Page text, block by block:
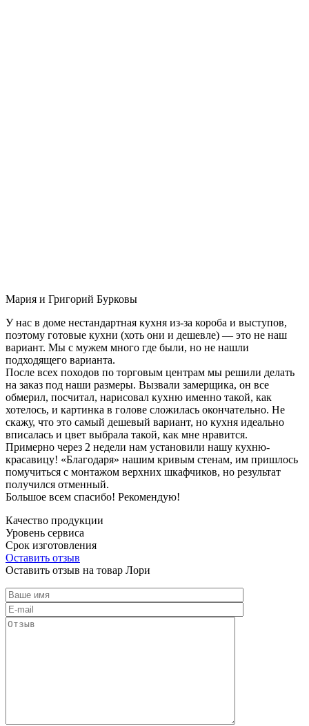
Мария и Григорий Бурковы
У нас в доме нестандартная кухня из-за короба и выступов,
поэтому готовые кухни (хоть они и дешевле) — это не наш
вариант. Мы с мужем много где были, но не нашли
подходящего варианта.
После всех походов по торговым центрам мы решили делать
на заказ под наши размеры. Вызвали замерщика, он все
обмерил, посчитал, нарисовал кухню именно такой, как
хотелось, и картинка в голове сложилась окончательно. Не
скажу, что это самый дешевый вариант, но кухня идеально
вписалась и цвет выбрала такой, как мне нравится.
Примерно через 2 недели нам установили нашу кухню-
красавицу! «Благодаря» нашим кривым стенам, им пришлось
помучиться с монтажом верхних шкафчиков, но результат
получился отменный.
Большое всем спасибо! Рекомендую!
Качество продукции
Уровень сервиса
Срок изготовления
Оставить отзыв
Оставить отзыв на товар Лори